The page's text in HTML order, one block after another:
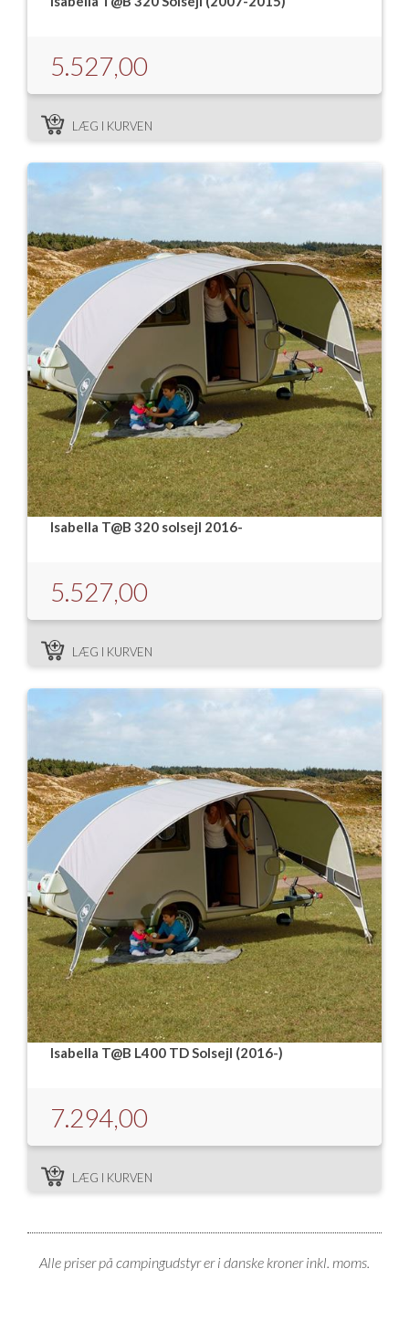
5.527,00
LÆG I KURVEN
Isabella T@B 320 solsejl 2016-
5.527,00
LÆG I KURVEN
Isabella T@B L400 TD Solsejl (2016-)
7.294,00
LÆG I KURVEN
Alle priser på campingudstyr er i danske kroner inkl. moms.